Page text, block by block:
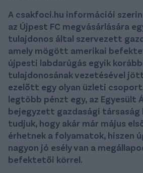
A csakfoci.hu információi
az Újpest FC megvásárlására
tulajdonos által szervezett
amely mögött amerikai
újpesti labdarúgás egyik
tulajdonosának vezetésével
ezelőtt egy olyan üzleti
legtöbb pénzt egy, az Egyesült
bejegyzett gazdasági társaság
tudjuk, hogy akár már május
érhetnek a folyamatok, hiszen
nagyon jó esély van a
befektetői körrel.